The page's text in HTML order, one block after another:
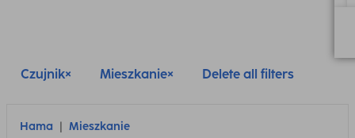
Czujnik Mieszkanie Delete all filters
Hama Mieszkanie